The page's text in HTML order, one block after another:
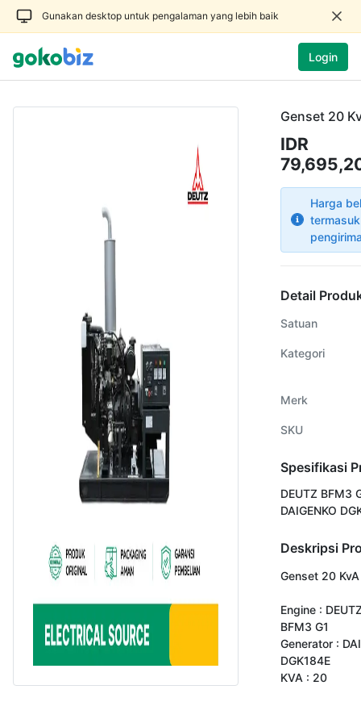
Gunakan desktop untuk pengalaman yang lebih baik
Login
Genset 20
IDR
Harga
Detail
Satuan
Kategori
Merk
SKU
Spesifikasi
DEUTZ BFM3
DAIGENKO
Deskripsi
Genset 20
Engine :
BFM3 G1
Generator :
DGK184E
KVA : 20